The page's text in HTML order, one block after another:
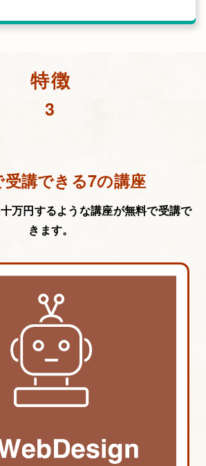
特徴
3
受講できる7の講座
万円するような講座が無料で受講で
きます。